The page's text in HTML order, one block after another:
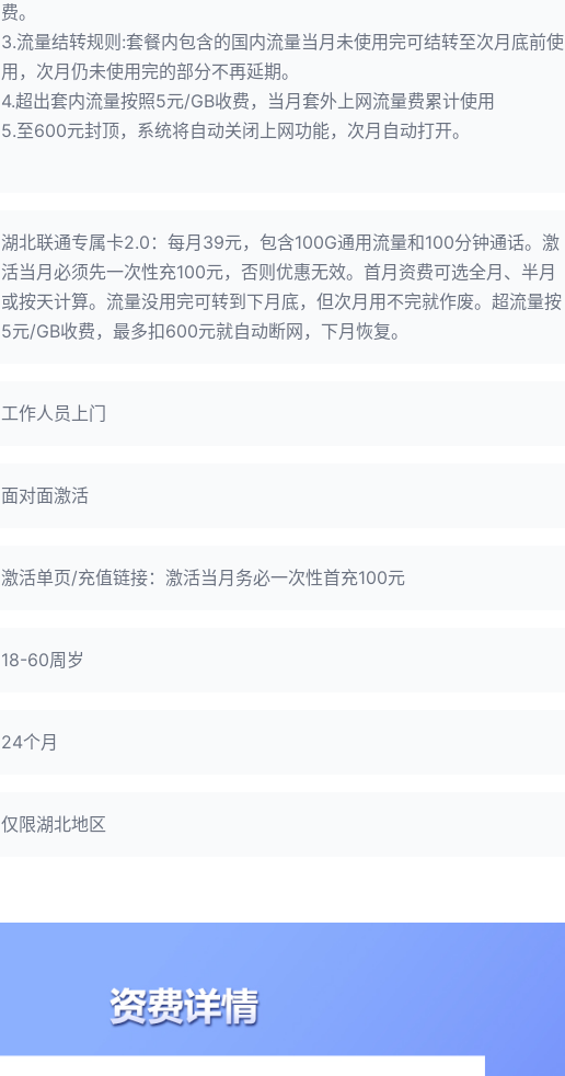
费。
3.流量结转规则:套餐内包含的国内流量当月未使用完可结转至次月底前使
用，次月仍未使用完的部分不再延期。
4.超出套内流量按照5元/GB收费，当月套外上网流量费累计使用
5.至600元封顶，系统将自动关闭上网功能，次月自动打开。
湖北联通专属卡2.0：每月39元，包含100G通用流量和100分钟通话。激
活当月必须先一次性充100元，否则优惠无效。首月资费可选全月、半月
或按天计算。流量没用完可转到下月底，但次月用不完就作废。超流量按
5元/GB收费，最多扣600元就自动断网，下月恢复。
工作人员上门
面对面激活
激活单页/充值链接：激活当月务必一次性首充100元
18-60周岁
24个月
仅限湖北地区